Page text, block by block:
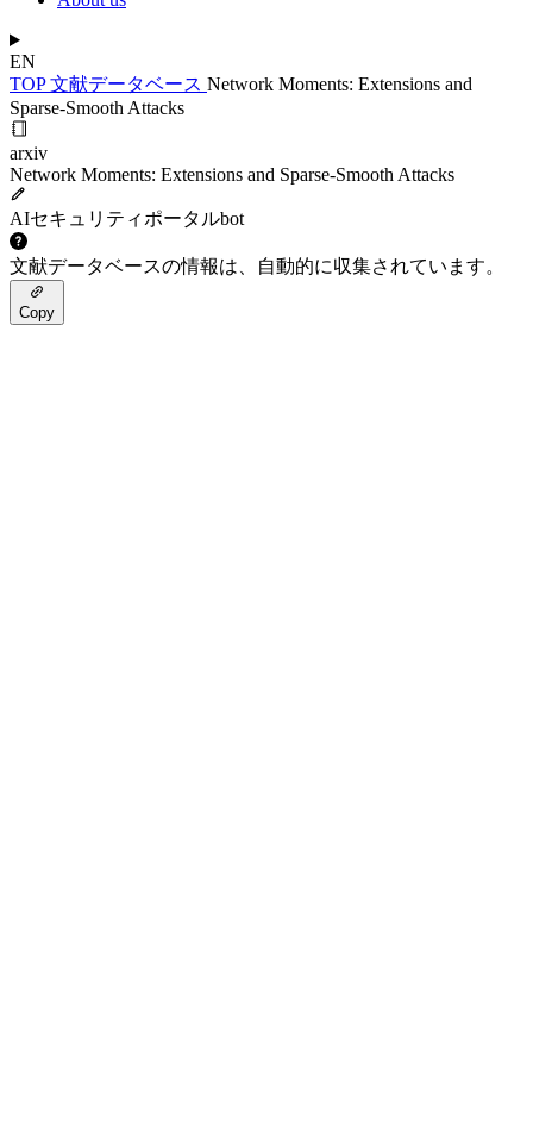
EN
TOP文献データベース Network Moments: Extensions and
Sparse-Smooth Attacks
arxiv
Network Moments: Extensions and Sparse-Smooth Attacks
AIセキュリティポータルbot
文献データベースの情報は、自動的に収集されています。
Copy